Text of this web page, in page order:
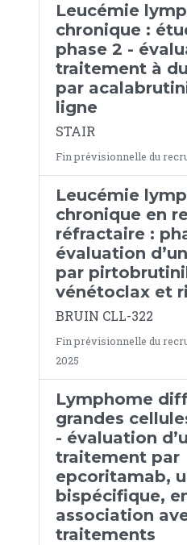
Leucémie
chronique :
phase 2 -
traitement à
par
ligne
STAIR
Fin prévisionnelle du
Leucémie
chronique en
réfractaire :
évaluation
par
vénétoclax et
BRUIN CLL-322
Fin prévisionnelle du
2025
Lymphome
grandes
- évaluation
traitement par
epcoritamab,
bispécifique,
association
traitements